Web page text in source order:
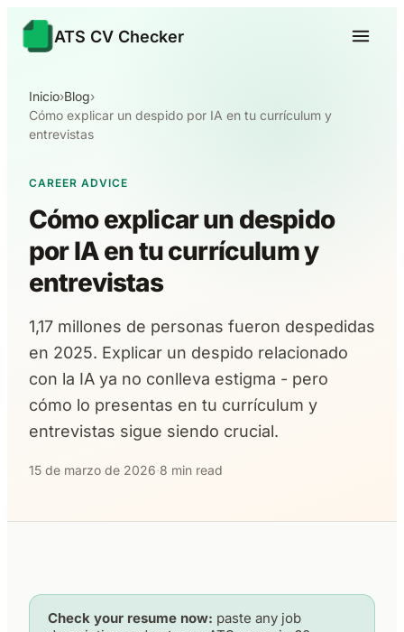
ATS CV Checker
Inicio›Blog›
Cómo explicar un despido por IA en tu currículum y
entrevistas
CAREER ADVICE
Cómo explicar un despido
por IA en tu currículum y
entrevistas
1,17 millones de personas fueron despedidas
en 2025. Explicar un despido relacionado
con la IA ya no conlleva estigma - pero
cómo lo presentas en tu currículum y
entrevistas sigue siendo crucial.
15 de marzo de 2026·8 min read
Check your resume now: paste any job